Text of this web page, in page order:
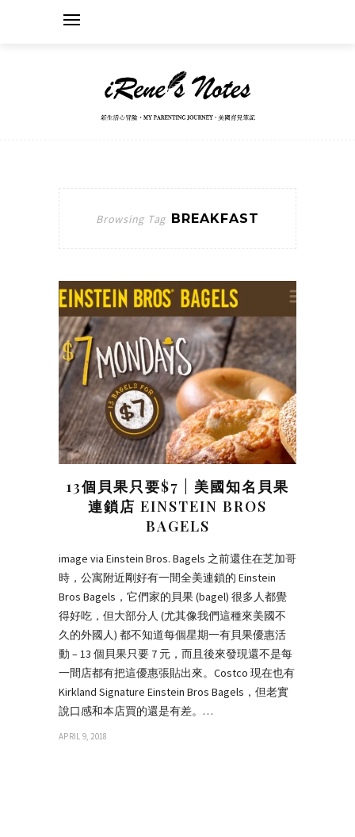
Browsing Tag BREAKFAST
13個貝果只要$7 | 美國知名貝果
連鎖店 EINSTEIN BROS
BAGELS
image via Einstein Bros. Bagels 之前還住在芝加哥
時，公寓附近剛好有一間全美連鎖的 Einstein
Bros Bagels，它們家的貝果 (bagel) 很多人都覺
得好吃，但大部分人 (尤其像我們這種來美國不
久的外國人) 都不知道每個星期一有貝果優惠活
動 – 13 個貝果只要 7 元，而且後來發現還不是每
一間店都有把這優惠張貼出來。Costco 現在也有
Kirkland Signature Einstein Bros Bagels，但老實
說口感和本店買的還是有差。…
APRIL 9, 2018